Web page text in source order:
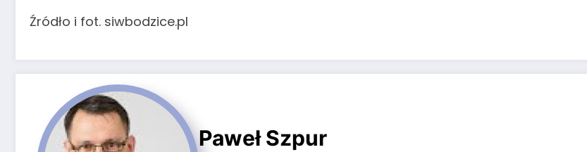
Źródło i fot. siwbodzice.pl
Paweł Szpur